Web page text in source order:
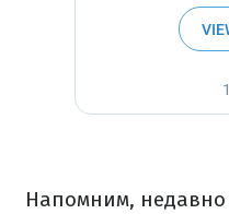
Напомним,